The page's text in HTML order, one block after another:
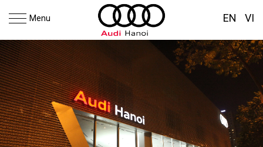
Menu EN VI